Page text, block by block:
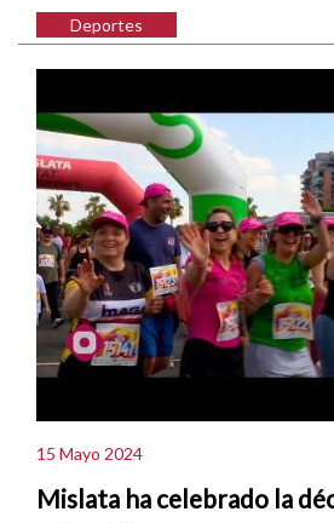
Deportes
15 Mayo 2024
Mislata ha celebrado la